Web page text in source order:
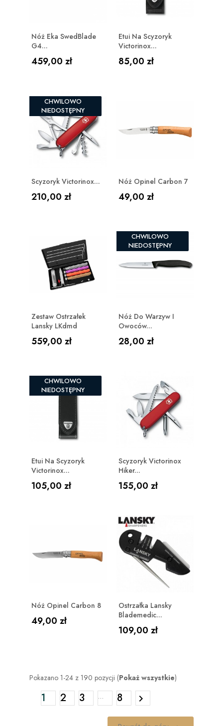
Nóż Eka SwedBlade
G4...
Cena
459,00 zł
Etui Na Scyzoryk
Victorinox...
Cena
85,00 zł
CHWILOWO
NIEDOSTĘPNY
Scyzoryk Victorinox...
Cena
210,00 zł
Nóż Opinel Carbon 7
Cena
49,00 zł
Zestaw Ostrzałek
Lansky LKdmd
Cena
559,00 zł
CHWILOWO
NIEDOSTĘPNY
Nóż Do Warzyw I
Owoców...
Cena
28,00 zł
CHWILOWO
NIEDOSTĘPNY
Etui Na Scyzoryk
Victorinox...
Cena
105,00 zł
Scyzoryk Victorinox
Hiker...
Cena
155,00 zł
Nóż Opinel Carbon 8
Cena
49,00 zł
Ostrzałka Lansky
Blademedic...
Cena
109,00 zł
Pokazano 1-24 z 190 pozycji (Pokaż wszystkie)
1 2 3 … 8 